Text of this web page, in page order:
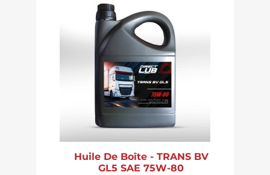
Huile De Boîte - TRANS BV
GL5 SAE 75W-80